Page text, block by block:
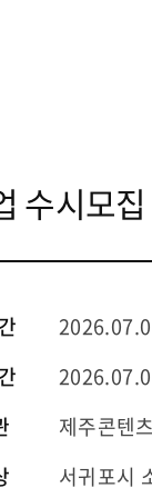
수시모
제주콘텐
서귀포시